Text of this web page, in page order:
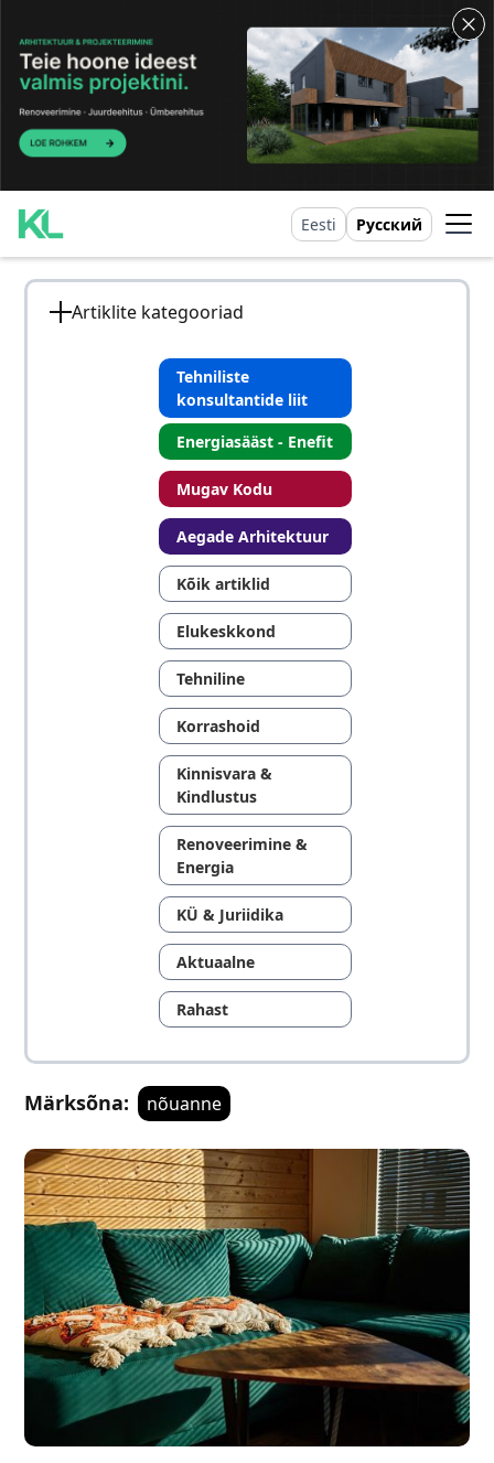
Eesti Русский
Artiklite kategooriad
Tehniliste
konsultantide liit
Energiasääst - Enefit
Mugav Kodu
Aegade Arhitektuur
Kõik artiklid
Elukeskkond
Tehniline
Korrashoid
Kinnisvara &
Kindlustus
Renoveerimine &
Energia
KÜ & Juriidika
Aktuaalne
Rahast
Märksõna: nõuanne